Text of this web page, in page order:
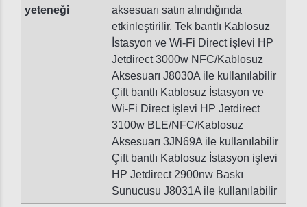
yeteneği
aksesuarı satın alındığında
etkinleştirilir. Tek bantlı Kablosuz
İstasyon ve Wi-Fi Direct işlevi HP
Jetdirect 3000w NFC/Kablosuz
Aksesuarı J8030A ile kullanılabilir
Çift bantlı Kablosuz İstasyon ve
Wi-Fi Direct işlevi HP Jetdirect
3100w BLE/NFC/Kablosuz
Aksesuarı 3JN69A ile kullanılabilir
Çift bantlı Kablosuz İstasyon işlevi
HP Jetdirect 2900nw Baskı
Sunucusu J8031A ile kullanılabilir